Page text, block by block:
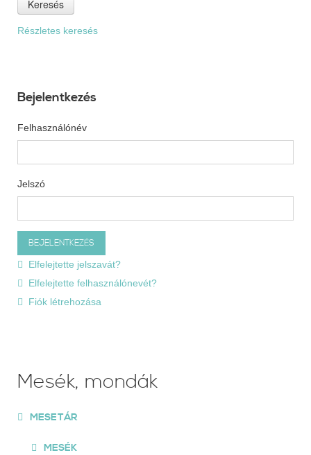
Keresés
Részletes keresés
Bejelentkezés
Felhasználónév
Jelszó
Elfelejtette jelszavát?
Elfelejtette felhasználónevét?
Fiók létrehozása
Mesék, mondák
MESETÁR
MESÉK